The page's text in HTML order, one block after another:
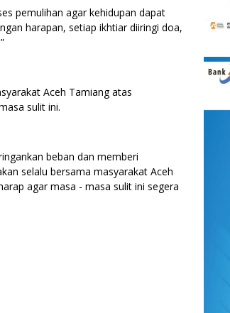
pemulihan agar kehidupan dapat
harapan, setiap ikhtiar diiringi doa,
Aceh Tamiang atas
sulit ini.
beban dan memberi
selalu bersama masyarakat Aceh
agar masa - masa sulit ini segera